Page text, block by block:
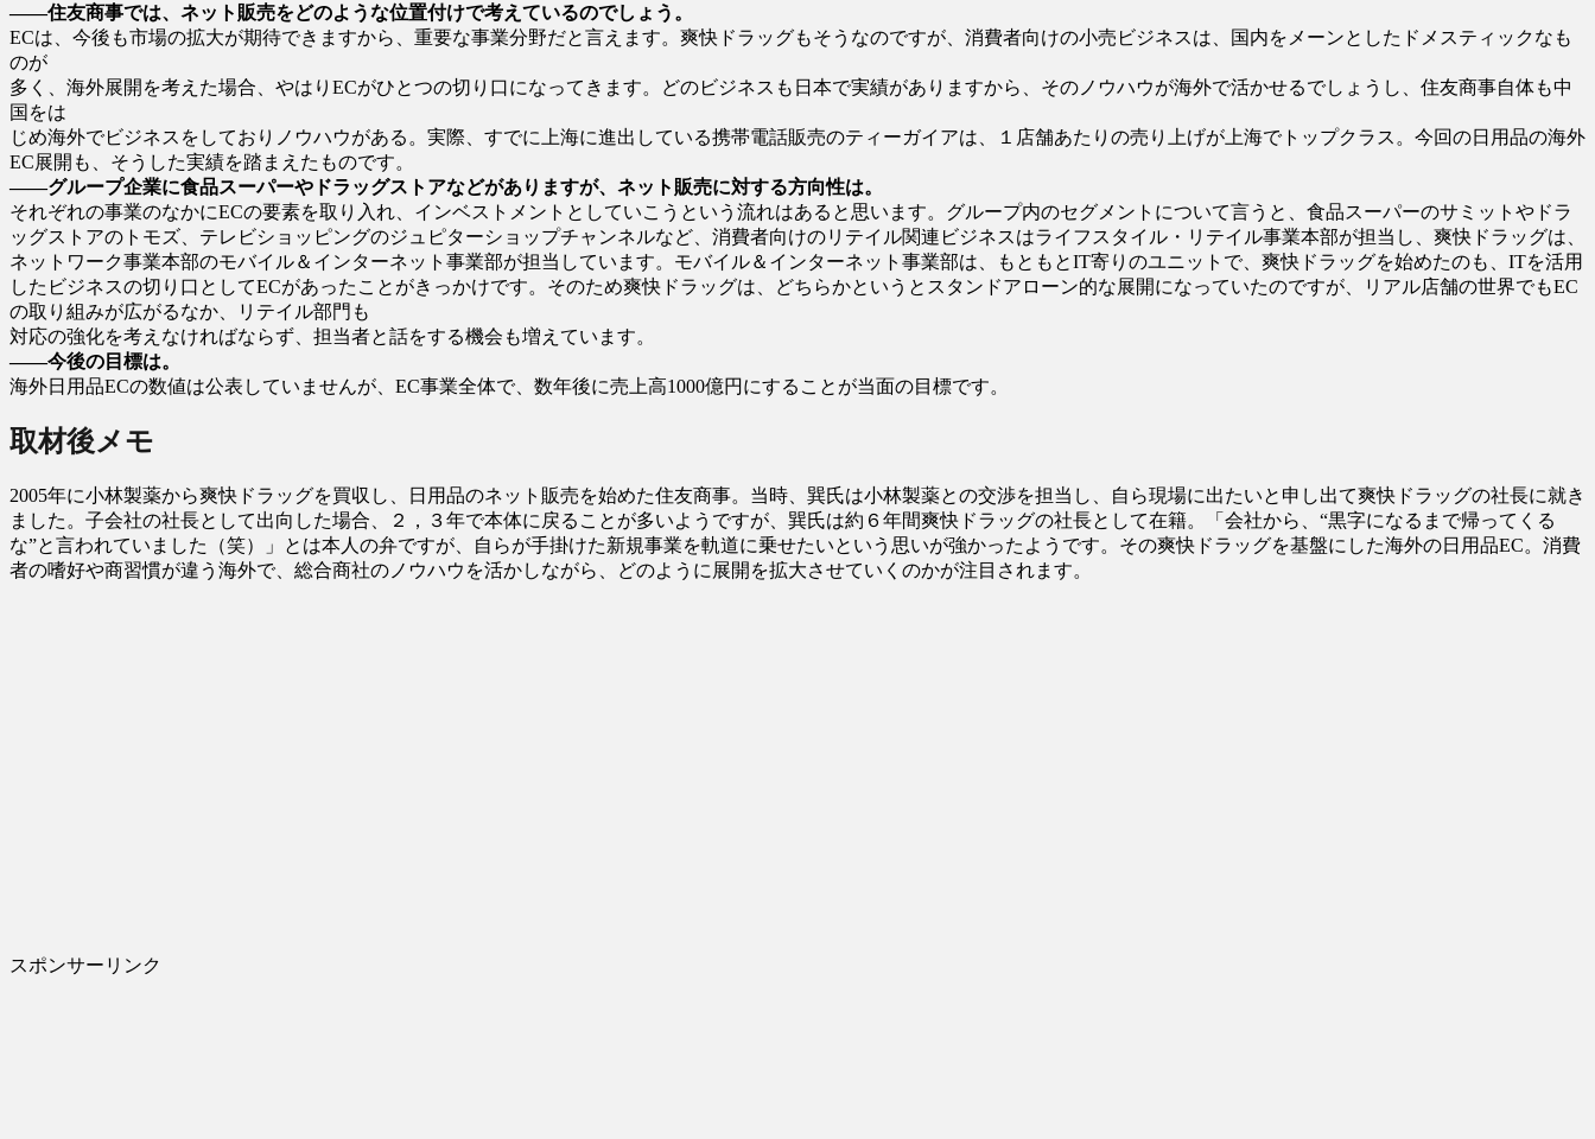
――住友商事では、ネット販売をどのような位置付けで考えているのでしょう。
ECは、今後も市場の拡大が期待できますから、重要な事業分野だと言えます。爽快ドラッグもそうなのですが、消費者向けの小売ビジネスは、国内をメーンとしたドメスティックなも
のが
多く、海外展開を考えた場合、やはりECがひとつの切り口になってきます。どのビジネスも日本で実績がありますから、そのノウハウが海外で活かせるでしょうし、住友商事自体も中
国をは
じめ海外でビジネスをしておりノウハウがある。実際、すでに上海に進出している携帯電話販売のティーガイアは、１店舗あたりの売り上げが上海でトップクラス。今回の日用品の海外
EC展開も、そうした実績を踏まえたものです。
――グループ企業に食品スーパーやドラッグストアなどがありますが、ネット販売に対する方向性は。
それぞれの事業のなかにECの要素を取り入れ、インベストメントとしていこうという流れはあると思います。グループ内のセグメントについて言うと、食品スーパーのサミットやドラ
ッグストアのトモズ、テレビショッピングのジュピターショップチャンネルなど、消費者向けのリテイル関連ビジネスはライフスタイル・リテイル事業本部が担当し、爽快ドラッグは、
ネットワーク事業本部のモバイル＆インターネット事業部が担当しています。モバイル＆インターネット事業部は、もともとIT寄りのユニットで、爽快ドラッグを始めたのも、ITを活用
したビジネスの切り口としてECがあったことがきっかけです。そのため爽快ドラッグは、どちらかというとスタンドアローン的な展開になっていたのですが、リアル店舗の世界でもEC
の取り組みが広がるなか、リテイル部門も
対応の強化を考えなければならず、担当者と話をする機会も増えています。
――今後の目標は。
海外日用品ECの数値は公表していませんが、EC事業全体で、数年後に売上高1000億円にすることが当面の目標です。
取材後メモ
2005年に小林製薬から爽快ドラッグを買収し、日用品のネット販売を始めた住友商事。当時、巽氏は小林製薬との交渉を担当し、自ら現場に出たいと申し出て爽快ドラッグの社長に就き
ました。子会社の社長として出向した場合、２，３年で本体に戻ることが多いようですが、巽氏は約６年間爽快ドラッグの社長として在籍。「会社から、“黒字になるまで帰ってくる
な”と言われていました（笑）」とは本人の弁ですが、自らが手掛けた新規事業を軌道に乗せたいという思いが強かったようです。その爽快ドラッグを基盤にした海外の日用品EC。消費
者の嗜好や商習慣が違う海外で、総合商社のノウハウを活かしながら、どのように展開を拡大させていくのかが注目されます。
スポンサーリンク